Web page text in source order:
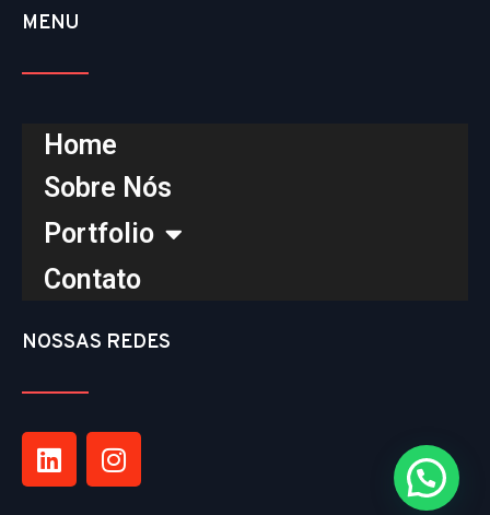
MENU
Home
Sobre Nós
Portfolio
Contato
NOSSAS REDES